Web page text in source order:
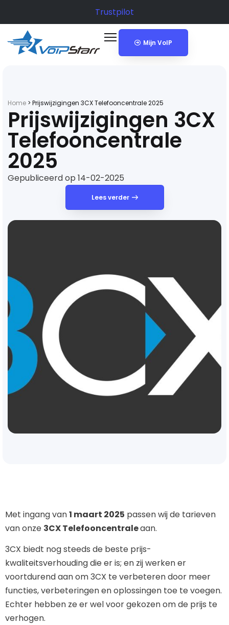
Trustpilot
Mijn VoIP
Home > Prijswijzigingen 3CX Telefooncentrale 2025
Prijswijzigingen 3CX
Telefooncentrale
2025
Gepubliceerd op 14-02-2025
Lees verder
Met ingang van1 maart 2025 passen wij de tarieven
van onze 3CX Telefooncentraleaan.
3CX biedt nog steeds de beste prijs-
kwaliteitsverhouding die er is; en zij werken er
voortdurend aan om 3CX te verbeteren door meer
functies, verbeteringen en oplossingen toe te voegen.
Echter hebben ze er wel voor gekozen om de prijs te
verhogen.